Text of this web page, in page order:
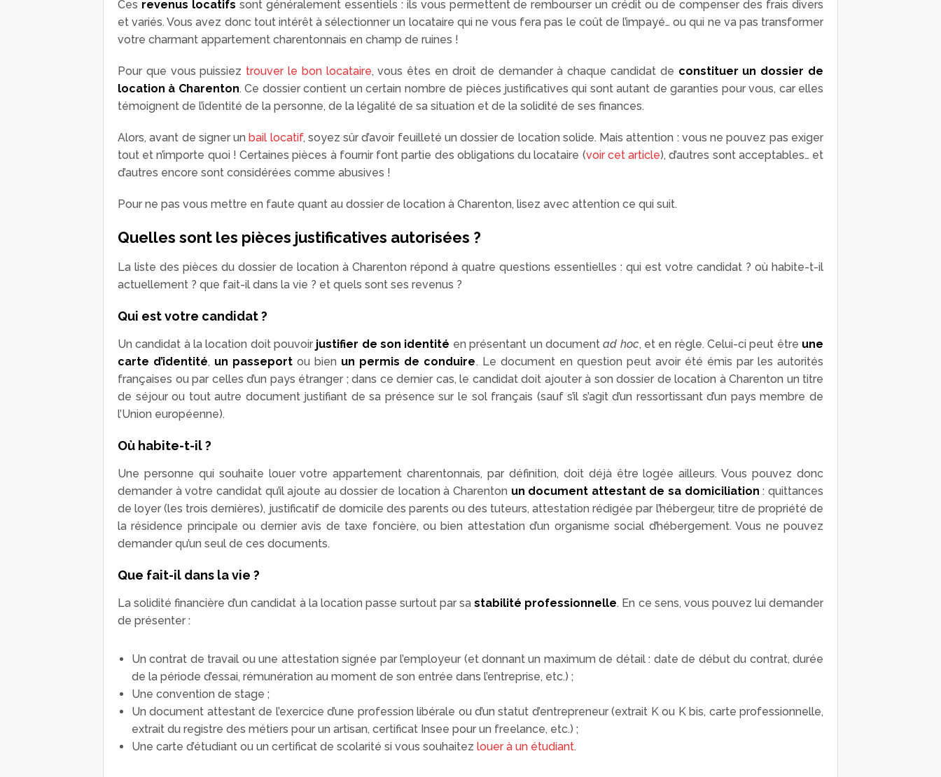
Ces revenus locatifs sont généralement essentiels : ils vous permettent de rembourser un crédit ou de compenser des frais divers
et variés. Vous avez donc tout intérêt à sélectionner un locataire qui ne vous fera pas le coût de l’impayé… ou qui ne va pas transformer
votre charmant appartement charentonnais en champ de ruines !
Pour que vous puissiez trouver le bon locataire, vous êtes en droit de demander à chaque candidat de constituer un dossier de
location à Charenton. Ce dossier contient un certain nombre de pièces justificatives qui sont autant de garanties pour vous, car elles
témoignent de l’identité de la personne, de la légalité de sa situation et de la solidité de ses finances.
Alors, avant de signer unbail locatif, soyez sûr d’avoir feuilleté un dossier de location solide. Mais attention : vous ne pouvez pas exiger
tout et n’importe quoi ! Certaines pièces à fournir font partie des obligations du locataire (voir cet article), d’autres sont acceptables… et
d’autres encore sont considérées comme abusives !
Pour ne pas vous mettre en faute quant au dossier de location à Charenton, lisez avec attention ce qui suit.
Quelles sont les pièces justificatives autorisées ?
La liste des pièces du dossier de location à Charenton répond à quatre questions essentielles : qui est votre candidat ? où habite-t-il
actuellement ? que fait-il dans la vie ? et quels sont ses revenus ?
Qui est votre candidat ?
Un candidat à la location doit pouvoir justifier de son identité en présentant un documentad hoc, et en règle. Celui-ci peut être une
carte d’identité, un passeport ou bien un permis de conduire. Le document en question peut avoir été émis par les autorités
françaises ou par celles d’un pays étranger ; dans ce dernier cas, le candidat doit ajouter à son dossier de location à Charenton un titre
de séjour ou tout autre document justifiant de sa présence sur le sol français (sauf s’il s’agit d’un ressortissant d’un pays membre de
l’Union européenne).
Où habite-t-il ?
Une personne qui souhaite louer votre appartement charentonnais, par définition, doit déjà être logée ailleurs. Vous pouvez donc
demander à votre candidat qu’il ajoute au dossier de location à Charenton un document attestant de sa domiciliation : quittances
de loyer (les trois dernières), justificatif de domicile des parents ou des tuteurs, attestation rédigée par l’hébergeur, titre de propriété de
la résidence principale ou dernier avis de taxe foncière, ou bien attestation d’un organisme social d’hébergement. Vous ne pouvez
demander qu’un seul de ces documents.
Que fait-il dans la vie ?
La solidité financière d’un candidat à la location passe surtout par sastabilité professionnelle. En ce sens, vous pouvez lui demander
de présenter :
Un contrat de travail ou une attestation signée par l’employeur (et donnant un maximum de détail : date de début du contrat, durée
de la période d’essai, rémunération au moment de son entrée dans l’entreprise, etc.) ;
Une convention de stage ;
Un document attestant de l’exercice d’une profession libérale ou d’un statut d’entrepreneur (extrait K ou K bis, carte professionnelle,
extrait du registre des métiers pour un artisan, certificat Insee pour un freelance, etc.) ;
Une carte d’étudiant ou un certificat de scolarité si vous souhaitez louer à un étudiant.